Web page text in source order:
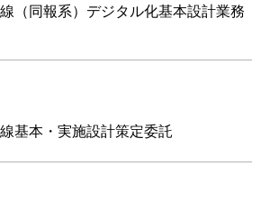
（同報系）デジタル化基本設計業務
基本・実施設計策定委託